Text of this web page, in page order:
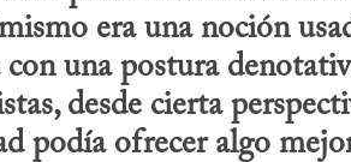
era una noción
una postura
desde cierta
podía ofrecer algo